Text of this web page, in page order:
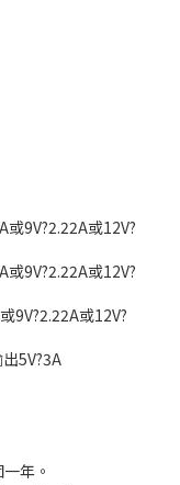
9V?2.22A或12V?
或12V?
或12V?
年。